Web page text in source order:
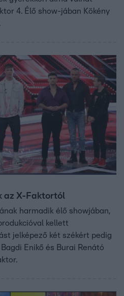
4. Élő show-jában Kökény
az X-Faktortól
harmadik élő showjában,
kellett
jelképező két székért pedig
Enikő és Burai Renátó